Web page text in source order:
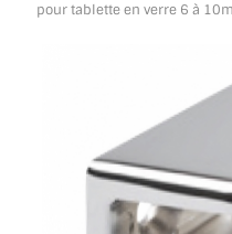
SUIVI DE DEVIS
SUIVI DE COMMANDE
TOUS LES TARIFS AU
pour tablette en verre 6 à